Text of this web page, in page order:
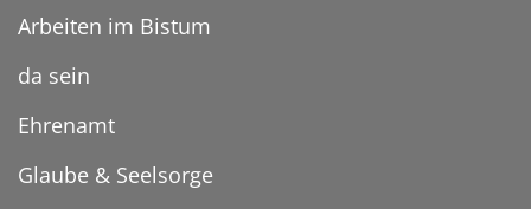
Arbeiten im Bistum
da sein
Ehrenamt
Glaube & Seelsorge